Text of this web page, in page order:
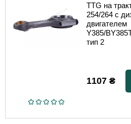
TTG на
254/264 с
двигателем
Y385/
тип 2
1107 ₴